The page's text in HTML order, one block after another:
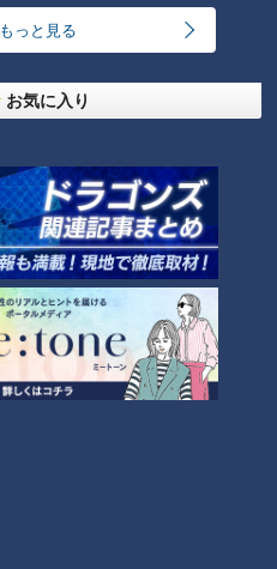
もっと見る
お気に入り
オ見学会や講師厳選のエプロン
が当たるチャンス「キユーピー
ーン」
「ジブリパーク」で愛知県民対
象の先行抽選販売スタート！日
程は？応募方法は？